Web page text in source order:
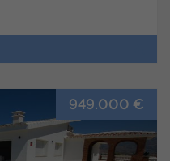
949.000 €